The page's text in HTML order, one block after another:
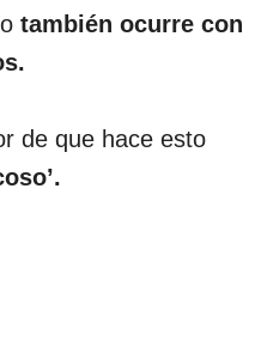
también ocurre con
de que hace esto